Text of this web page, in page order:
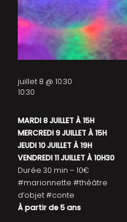
MARDI 8 JUILLET À 15H
MERCREDI 9 JUILLET À 15H
JEUDI 10 JUILLET À 19H
VENDREDI 11 JUILLET À 10H30
Durée 30 min – 10€
#marionnette #théâtre
d’objet #conte
À partir de 5 ans
juillet 8 @ 10:30
10:30